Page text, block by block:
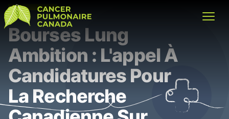
Cancer Pulmonaire Canada
Bourses Lung
Ambition : L'appel À
Candidatures Pour
La Recherche